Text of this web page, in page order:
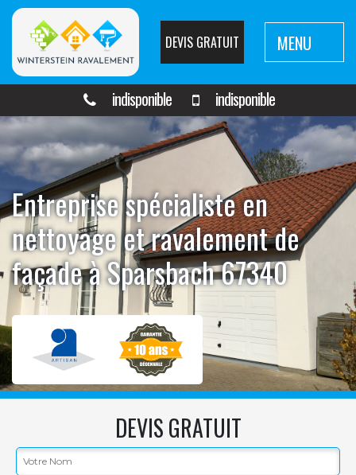
DEVIS GRATUIT MENU
indisponible indisponible
Entreprise spécialiste en
nettoyage et ravalement de
façade à Sparsbach 67340
DEVIS GRATUIT